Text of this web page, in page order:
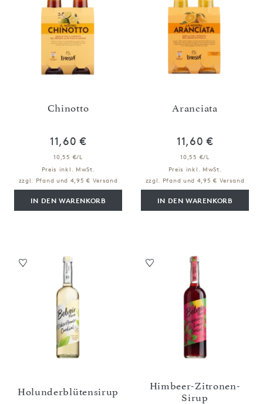
Chinotto
11,60 €
10,55 €/L
Preis inkl. MwSt.
zzgl. Pfand und 4,95 € Versand
IN DEN WARENKORB
Aranciata
11,60 €
10,55 €/L
Preis inkl. MwSt.
zzgl. Pfand und 4,95 € Versand
IN DEN WARENKORB
Holunderblütensirup
Himbeer-Zitronen-
Sirup